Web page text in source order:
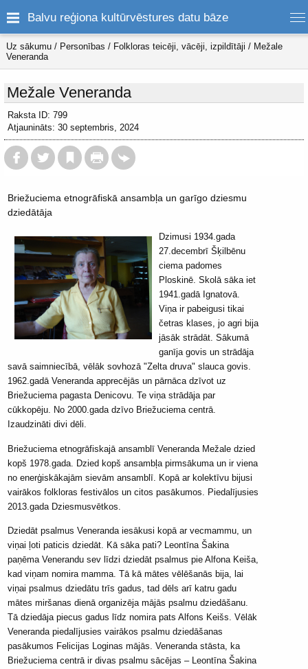
Balvu reģiona kultūrvēstures datu bāze
Uz sākumu / Personības / Folkloras teicēji, vācēji, izpildītāji / Mežale
Veneranda
Mežale Veneranda
Raksta ID: 799
Atjaunināts: 30 septembris, 2024
Briežuciema etnogrāfiskā ansambļa un garīgo dziesmu
dziedātāja
Dzimusi 1934.gada
27.decembrī Šķilbēnu
ciema padomes
Ploskinē. Skolā sāka iet
1941.gadā Ignatovā.
Viņa ir pabeigusi tikai
četras klases, jo agri bija
jāsāk strādāt. Sākumā
ganīja govis un strādāja
savā saimniecībā, vēlāk sovhozā "Zelta druva" slauca govis.
1962.gadā Veneranda apprecējās un pārnāca dzīvot uz
Briežuciema pagasta Denicovu. Te viņa strādāja par
cūkkopēju. No 2000.gada dzīvo Briežuciema centrā.
Izaudzināti divi dēli.
Briežuciema etnogrāfiskajā ansamblī Veneranda Mežale dzied
kopš 1978.gada. Dzied kopš ansambļa pirmsākuma un ir viena
no enerģiskākajām sievām ansamblī. Kopā ar kolektīvu bijusi
vairākos folkloras festivālos un citos pasākumos. Piedalījusies
2013.gada Dziesmusvētkos.
Dziedāt psalmus Veneranda iesākusi kopā ar vecmammu, un
viņai ļoti paticis dziedāt. Kā sāka pati? Leontīna Šakina
paņēma Venerandu sev līdzi dziedāt psalmus pie Alfona Keiša,
kad viņam nomira mamma. Tā kā mātes vēlēšanās bija, lai
viņai psalmus dziedātu trīs gadus, tad dēls arī katru gadu
mātes miršanas dienā organizēja mājās psalmu dziedāšanu.
Tā dziedāja piecus gadus līdz nomira pats Alfons Keišs. Vēlāk
Veneranda piedalījusies vairākos psalmu dziedāšanas
pasākumos Felicijas Loginas mājās. Veneranda stāsta, ka
Briežuciema centrā ir divas psalmu sācējas – Leontīna Šakina